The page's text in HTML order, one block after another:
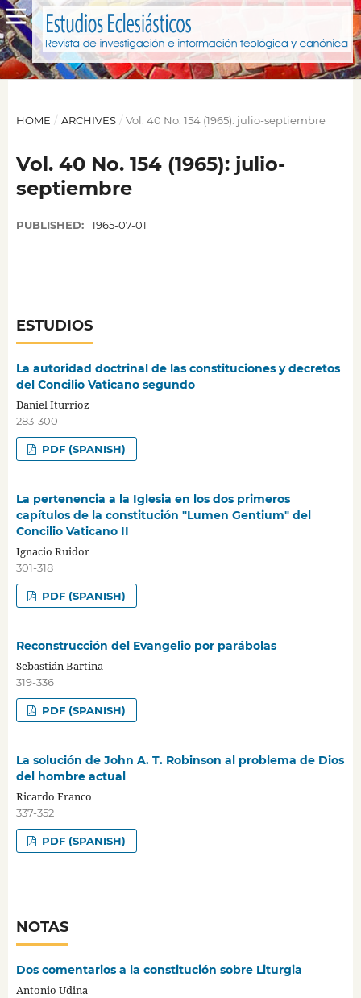
HOME / ARCHIVES / Vol. 40 No. 154 (1965): julio-septiembre
Vol. 40 No. 154 (1965): julio-
septiembre
PUBLISHED: 1965-07-01
ESTUDIOS
La autoridad doctrinal de las constituciones y decretos
del Concilio Vaticano segundo
Daniel Iturrioz
283-300
PDF (SPANISH)
La pertenencia a la Iglesia en los dos primeros
capítulos de la constitución "Lumen Gentium" del
Concilio Vaticano II
Ignacio Ruidor
301-318
PDF (SPANISH)
Reconstrucción del Evangelio por parábolas
Sebastián Bartina
319-336
PDF (SPANISH)
La solución de John A. T. Robinson al problema de Dios
del hombre actual
Ricardo Franco
337-352
PDF (SPANISH)
NOTAS
Dos comentarios a la constitución sobre Liturgia
Antonio Udina